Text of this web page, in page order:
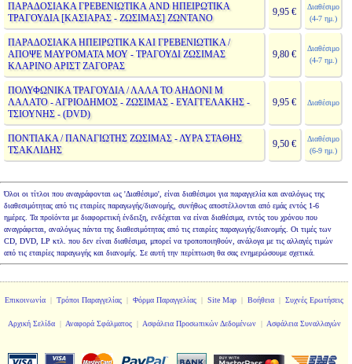
ΠΑΡΑΔΟΣΙΑΚΑ ΓΡΕΒΕΝΙΩΤΙΚΑ AND ΗΠΕΙΡΩΤΙΚΑ
ΤΡΑΓΟΥΔΙΑ [ΚΑΣΙΑΡΑΣ - ΖΩΣΙΜΑΣ] ΖΩΝΤΑΝΟ
9,95 €
Διαθέσιμο
(4-7 ημ.)
ΠΑΡΑΔΟΣΙΑΚΑ ΗΠΕΙΡΩΤΙΚΑ ΚΑΙ ΓΡΕΒΕΝΙΩΤΙΚΑ /
ΑΠΟΨΕ ΜΑΥΡΟΜΑΤΑ ΜΟΥ - ΤΡΑΓΟΥΔΙ ΖΩΣΙΜΑΣ
ΚΛΑΡΙΝΟ ΑΡΙΣΤ ΖΑΓΟΡΑΣ
9,80 €
Διαθέσιμο
(4-7 ημ.)
ΠΟΛΥΦΩΝΙΚΑ ΤΡΑΓΟΥΔΙΑ / ΛΑΛΑ ΤΟ ΑΗΔΟΝΙ Μ
ΛΑΛΑΤΟ - ΑΓΡΙΟΔΗΜΟΣ - ΖΩΣΙΜΑΣ - ΕΥΑΓΓΕΛΑΚΗΣ -
ΤΣΙΟΥΝΗΣ - (DVD)
9,95 € Διαθέσιμο
ΠΟΝΤΙΑΚΑ / ΠΑΝΑΓΙΩΤΗΣ ΖΩΣΙΜΑΣ - ΛΥΡΑ ΣΤΑΘΗΣ
ΤΣΑΚΛΙΔΗΣ
9,50 €
Διαθέσιμο
(6-9 ημ.)
Όλοι οι τίτλοι που αναγράφονται ως 'Διαθέσιμο', είναι διαθέσιμοι για παραγγελία και αναλόγως της
διαθεσιμότητας από τις εταιρίες παραγωγής/διανομής, συνήθως αποστέλλονται από εμάς εντός 1-6
ημέρες. Τα προϊόντα με διαφορετική ένδειξη, ενδέχεται να είναι διαθέσιμα, εντός του χρόνου που
αναγράφεται, αναλόγως πάντα της διαθεσιμότητας από τις εταιρίες παραγωγής/διανομής. Οι τιμές των
CD, DVD, LP κτλ. που δεν είναι διαθέσιμα, μπορεί να τροποποιηθούν, ανάλογα με τις αλλαγές τιμών
από τις εταιρίες παραγωγής και διανομής. Σε αυτή την περίπτωση θα σας ενημερώσουμε σχετικά.
Επικοινωνία | Τρόποι Παραγγελίας | Φόρμα Παραγγελίας | Site Map | Βοήθεια | Συχνές Ερωτήσεις
Αρχική Σελίδα| Αναφορά Σφάλματος| Ασφάλεια Προσωπικών Δεδομένων| Ασφάλεια Συναλλαγών